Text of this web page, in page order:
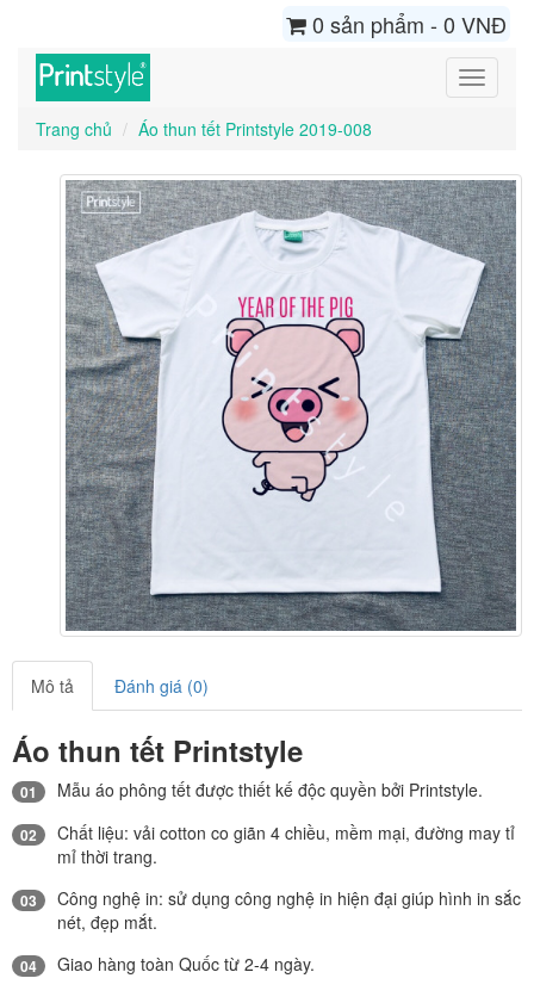
0 sản phẩm - 0 VNĐ
Toggle
Trang chủ
Áo thun tết Printstyle 2019-008
Mô tả Đánh giá (0)
Áo thun tết Printstyle
01 Mẫu áo phông tết được thiết kế độc quyền bởi Printstyle.
02
Chất liệu: vải cotton co giãn 4 chiều, mềm mại, đường may tỉ
mỉ thời trang.
03
Công nghệ in: sử dụng công nghệ in hiện đại giúp hình in sắc
nét, đẹp mắt.
04 Giao hàng toàn Quốc từ 2-4 ngày.